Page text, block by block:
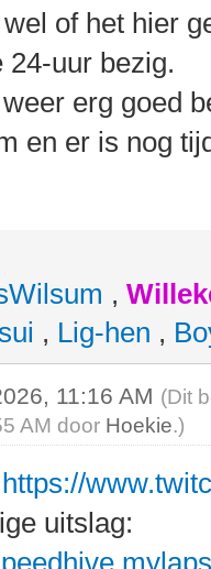
of het hier
24-uur bezig.
erg goed
en er is nog
,
, Lig-hen ,
11:16 AM (Dit
AM door Hoekie.)
https://
uitslag: